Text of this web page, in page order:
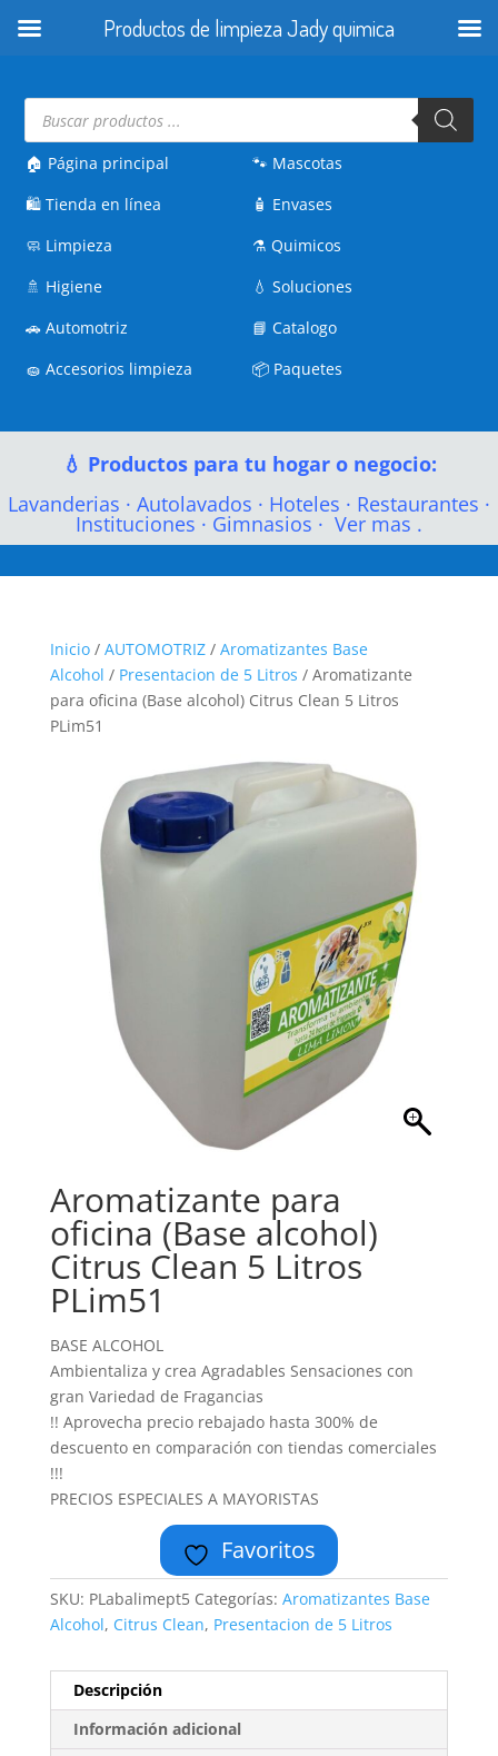
Búsqueda
productos
🏠 Página principal
🛍️Tienda en línea
🧼 Limpieza
🚿 Higiene
🚗Automotriz
🧽Accesorios limpieza
🐾 Mascotas
🧴 Envases
⚗️Quimicos
💧Soluciones
📘Catalogo
📦 Paquetes
💧 Productos para tu hogar o negocio:
Lavanderias · Autolavados · Hoteles · Restaurantes ·
Instituciones · Gimnasios · Ver mas .
Inicio/ AUTOMOTRIZ/ Aromatizantes Base
Alcohol / Presentacion de 5 Litros / Aromatizante
para oficina (Base alcohol) Citrus Clean 5 Litros
PLim51
Aromatizante para
oficina (Base alcohol)
Citrus Clean 5 Litros
PLim51
BASE ALCOHOL
Ambientaliza y crea Agradables Sensaciones con
gran Variedad de Fragancias
!! Aprovecha precio rebajado hasta 300% de
descuento en comparación con tiendas comerciales
!!!
PRECIOS ESPECIALES A MAYORISTAS
Favoritos
SKU: PLabalimept5 Categorías: Aromatizantes Base
Alcohol, Citrus Clean, Presentacion de 5 Litros
Descripción
Información adicional
Productos de limpieza Jady quimica